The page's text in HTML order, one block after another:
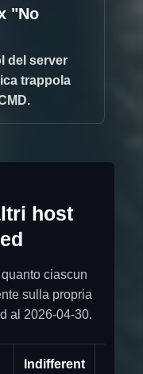
"No
del server
trappola
host
ciascun
sulla propria
al 2026-04-30.
Indifferent